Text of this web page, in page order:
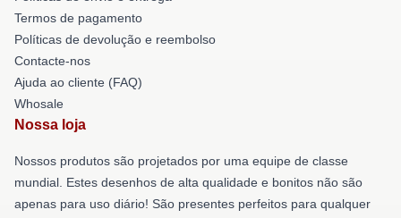
Termos de pagamento
Políticas de devolução e reembolso
Contacte-nos
Ajuda ao cliente (FAQ)
Whosale
Nossa loja
Nossos produtos são projetados por uma equipe de classe
mundial. Estes desenhos de alta qualidade e bonitos não são
apenas para uso diário! São presentes perfeitos para qualquer